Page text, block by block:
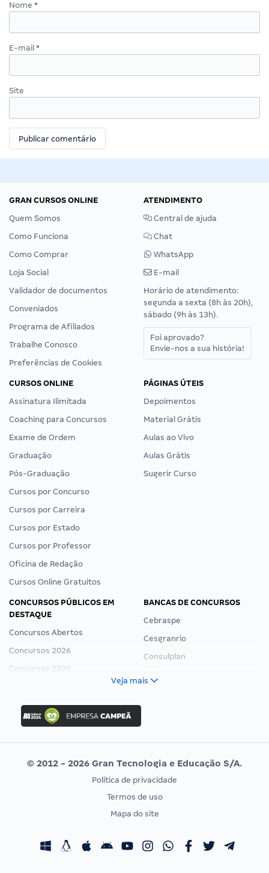
Nome *
E-mail *
Site
GRAN CURSOS ONLINE
Quem Somos
Como Funciona
Como Comprar
Loja Social
Validador de documentos
Conveniados
Programa de Afiliados
Trabalhe Conosco
Preferências de Cookies
ATENDIMENTO
Central de ajuda
Chat
WhatsApp
E-mail
Horário de atendimento:
segunda a sexta (8h às 20h),
sábado (9h às 13h).
Foi aprovado?
Envie-nos a sua história!
CURSOS ONLINE
Assinatura Ilimitada
Coaching para Concursos
Exame de Ordem
Graduação
Pós-Graduação
Cursos por Concurso
Cursos por Carreira
Cursos por Estado
Cursos por Professor
Oficina de Redação
Cursos Online Gratuitos
PÁGINAS ÚTEIS
Depoimentos
Material Grátis
Aulas ao Vivo
Aulas Grátis
Sugerir Curso
CONCURSOS PÚBLICOS EM
DESTAQUE
Concursos Abertos
Concursos 2026
Concursos 2025
Concurso Ibama
Concurso MPU
Editais publicados
BANCAS DE CONCURSOS
Cebraspe
Cesgranrio
Consulplan
Vunesp
CONCURSOS POR PROFISSÃO
Concursos Fiscais
EXAME DE ORDEM
Calendário OAB
Veja mais
© 2012 - 2026 Gran Tecnologia e Educação S/A.
Política de privacidade
Termos de uso
Mapa do site